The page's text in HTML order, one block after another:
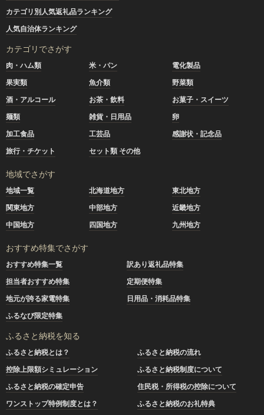
カテゴリ別人気返礼品ランキング
人気自治体ランキング
カテゴリでさがす
肉・ハム類 米・パン
電化製品
果実類
魚介類
野菜類
酒・アルコール
お茶・飲料
お菓子・スイーツ
麺類
雑貨・日用品
卵
加工食品
工芸品
感謝状・記念品
旅行・チケット
セット類 その他
地域でさがす
地域一覧 北海道地方
東北地方
関東地方
中部地方
近畿地方
中国地方
四国地方 九州地方
おすすめ特集でさがす
おすすめ特集一覧
訳あり返礼品特集
担当者おすすめ特集
定期便特集
地元が誇る家電特集
日用品・消耗品特集
ふるなび限定特集
ふるさと納税を知る
ふるさと納税とは？
ふるさと納税の流れ
控除上限額シミュレーション
ふるさと納税制度について
ふるさと納税の確定申告
住民税・所得税の控除について
ワンストップ特例制度とは？
ふるさと納税のお礼特典